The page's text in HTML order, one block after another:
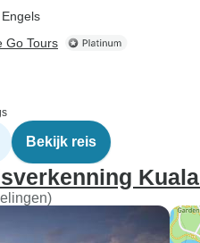
Go Tours
Bekijk reis